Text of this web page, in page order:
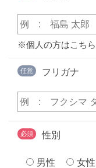
※個人の方はこちら
任意 フリガナ
必須 性別
男性 女性